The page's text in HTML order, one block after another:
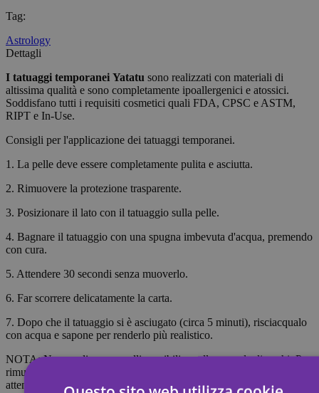
Tag:
Astrology
Dettagli
I tatuaggi temporanei Yatatu sono realizzati con materiali di
altissima qualità e sono completamente ipoallergenici e atossici.
Soddisfano tutti i requisiti cosmetici quali FDA, CPSC e ASTM,
RIPT e In-Use.
Consigli per l'applicazione dei tatuaggi temporanei.
1. La pelle deve essere completamente pulita e asciutta.
2. Rimuovere la protezione trasparente.
3. Posizionare il lato con il tatuaggio sulla pelle.
4. Bagnare il tatuaggio con una spugna imbevuta d'acqua, premendo
con cura.
5. Attendere 30 secondi senza muoverlo.
6. Far scorrere delicatamente la carta.
7. Dopo che il tatuaggio si è asciugato (circa 5 minuti), risciacqualo
con acqua e sapone per renderlo più realistico.
NOTA: Non applicare su pelli sensibili o nella zona degli occhi. Per
rimuovere il tatuaggio, imbevilo di olio per il corpo, crema o alcol;
attendi 20 secondi, quindi strofina con un batuffolo di cotone.